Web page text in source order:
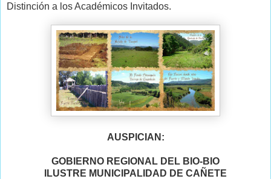
Distinción a los Académicos Invitados.
AUSPICIAN:
GOBIERNO REGIONAL DEL BIO-BIO
ILUSTRE MUNICIPALIDAD DE CAÑETE